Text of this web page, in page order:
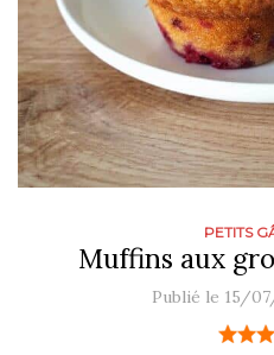
PETITS
Muffins aux
Publié le 15/